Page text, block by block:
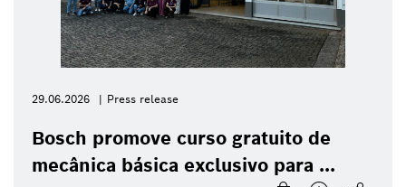
29.06.2026 Press release
Bosch promove curso gratuito de
mecânica básica exclusivo para ...